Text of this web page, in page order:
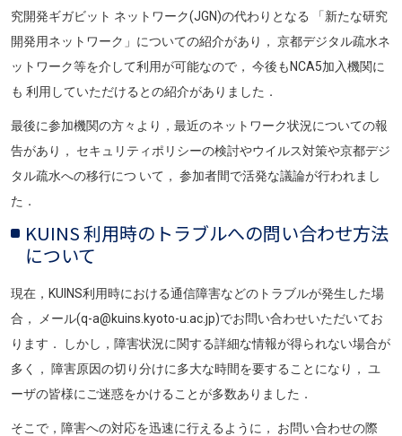
究開発ギガビット ネットワーク(JGN)の代わりとなる 「新たな研究
開発用ネットワーク」についての紹介があり， 京都デジタル疏水ネ
ットワーク等を介して利用が可能なので， 今後もNCA5加入機関に
も 利用していただけるとの紹介がありました．
最後に参加機関の方々より，最近のネットワーク状況についての報
告があり， セキュリティポリシーの検討やウイルス対策や京都デジ
タル疏水への移行につ いて， 参加者間で活発な議論が行われまし
た．
KUINS 利用時のトラブルへの問い合わせ方法
について
現在，KUINS利用時における通信障害などのトラブルが発生した場
合， メール(q-a@kuins.kyoto-u.ac.jp)でお問い合わせいただいてお
ります． しかし，障害状況に関する詳細な情報が得られない場合が
多く， 障害原因の切り分けに多大な時間を要することになり， ユ
ーザの皆様にご迷惑をかけることが多数ありました．
そこで，障害への対応を迅速に行えるように， お問い合わせの際